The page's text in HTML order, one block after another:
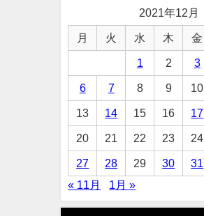
2021年12月
月 火 水 木 金
1 2 3
6 7 8 9 10
13 14 15 16 17
20 21 22 23 24
27 28 29 30
31
« 11月
1月 »